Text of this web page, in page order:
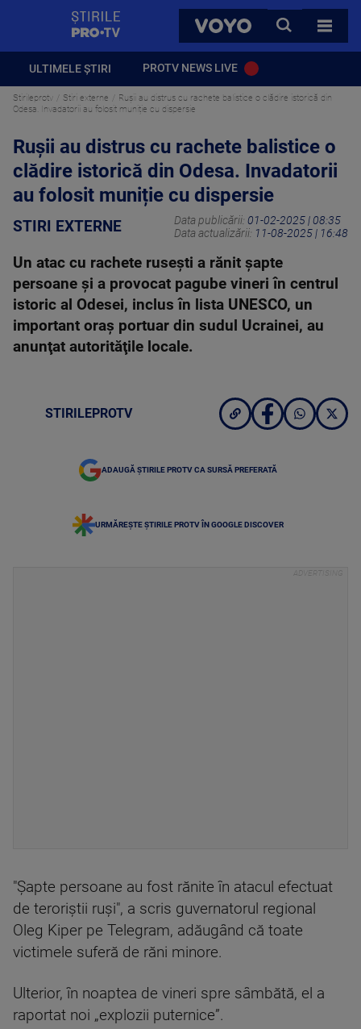
VOYO
CAUTA
TOATE
ULTIMELE ȘTIRI PROTV NEWS LIVE
Stirileprotv Stiri externe
Rușii au distrus cu rachete balistice o clădire istorică din
Odesa. Invadatorii au folosit muniție cu dispersie
Rușii au distrus cu rachete balistice o
clădire istorică din Odesa. Invadatorii
au folosit muniție cu dispersie
STIRI EXTERNE Data publicării: 01-02-2025 | 08:35
Data actualizării: 11-08-2025 | 16:48
Un atac cu rachete ruseşti a rănit şapte
persoane şi a provocat pagube vineri în centrul
istoric al Odesei, inclus în lista UNESCO, un
important oraş portuar din sudul Ucrainei, au
anunţat autorităţile locale.
STIRILEPROTV
ADAUGĂ ȘTIRILE PROTV CA SURSĂ PREFERATĂ
URMĂREȘTE ȘTIRILE PROTV ÎN GOOGLE DISCOVER
"Şapte persoane au fost rănite în atacul efectuat
de teroriştii ruşi", a scris guvernatorul regional
Oleg Kiper pe Telegram, adăugând că toate
victimele suferă de răni minore.
Ulterior, în noaptea de vineri spre sâmbătă, el a
raportat noi „explozii puternice”.